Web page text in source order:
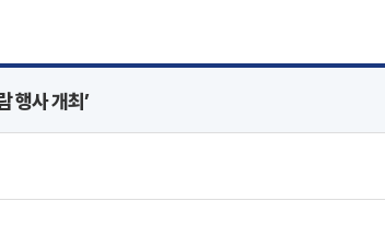
행사 개최’